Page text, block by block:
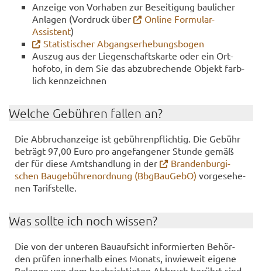
An­zei­ge von Vor­ha­ben zur Be­sei­ti­gung bau­li­cher
An­la­gen (Vor­druck über
On­line Formular-​
Assistent)
Sta­tis­ti­scher Ab­gangs­er­he­bungs­bo­gen
Aus­zug aus der Lie­gen­schafts­kar­te oder ein Ort­
hofo­to, in dem Sie das ab­zu­bre­chen­de Ob­jekt farb­
lich kenn­zeich­nen
Wel­che Ge­büh­ren fal­len an?
Die Ab­bruch­an­zei­ge ist ge­büh­ren­pflich­tig. Die Ge­bühr
be­trägt 97,00 Euro pro an­ge­fan­ge­ner Stun­de gemäß
der für diese Amts­hand­lung in der
Bran­den­bur­gi­
schen Bau­ge­büh­ren­ord­nung (BbgBau­Ge­bO) vor­ge­se­he­
nen Ta­rif­stel­le.
Was soll­te ich noch wis­sen?
Die von der un­te­ren Bau­auf­sicht in­for­mier­ten Be­hör­
den prü­fen in­ner­halb eines Mo­nats, in­wie­weit ei­ge­ne